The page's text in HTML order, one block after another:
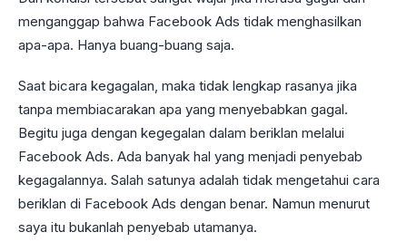
menganggap bahwa Facebook Ads tidak menghasilkan
apa-apa. Hanya buang-buang saja.
Saat bicara kegagalan, maka tidak lengkap rasanya jika
tanpa membiacarakan apa yang menyebabkan gagal.
Begitu juga dengan kegegalan dalam beriklan melalui
Facebook Ads. Ada banyak hal yang menjadi penyebab
kegagalannya. Salah satunya adalah tidak mengetahui cara
beriklan di Facebook Ads dengan benar. Namun menurut
saya itu bukanlah penyebab utamanya.